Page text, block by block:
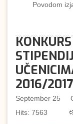
Povodom
2016/
September 25
Hits: 7563